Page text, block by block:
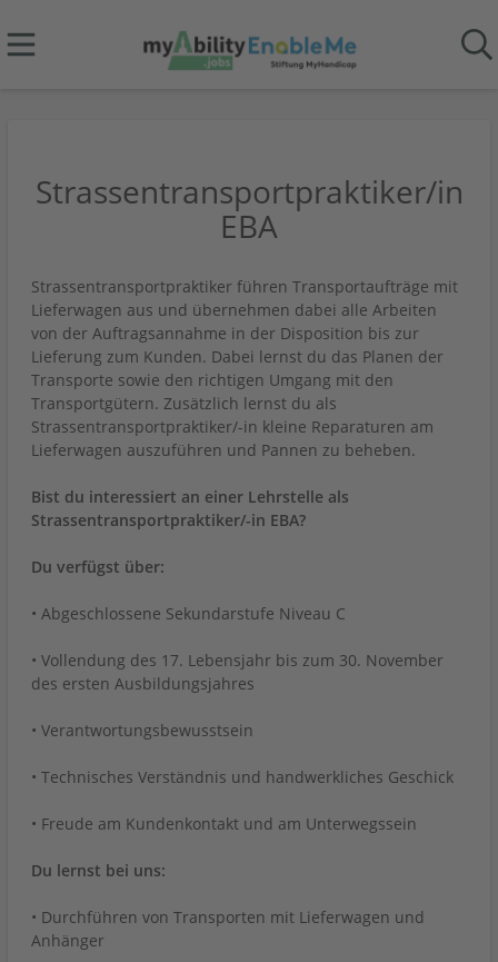
Strassentransportpraktiker/in
EBA
Strassentransportpraktiker führen Transportaufträge mit
Lieferwagen aus und übernehmen dabei alle Arbeiten
von der Auftragsannahme in der Disposition bis zur
Lieferung zum Kunden. Dabei lernst du das Planen der
Transporte sowie den richtigen Umgang mit den
Transportgütern. Zusätzlich lernst du als
Strassentransportpraktiker/-in kleine Reparaturen am
Lieferwagen auszuführen und Pannen zu beheben.
Bist du interessiert an einer Lehrstelle als
Strassentransportpraktiker/-in EBA?
Du verfügst über:
• Abgeschlossene Sekundarstufe Niveau C
• Vollendung des 17. Lebensjahr bis zum 30. November
des ersten Ausbildungsjahres
• Verantwortungsbewusstsein
• Technisches Verständnis und handwerkliches Geschick
• Freude am Kundenkontakt und am Unterwegssein
Du lernst bei uns:
• Durchführen von Transporten mit Lieferwagen und
Anhänger